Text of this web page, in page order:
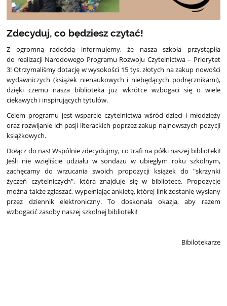
Zdecyduj, co będziesz czytać!
Z ogromną radością informujemy, że nasza szkoła przystąpiła
do realizacji Narodowego Programu Rozwoju Czytelnictwa – Priorytet
3! Otrzymaliśmy dotację w wysokości 15 tys. złotych na zakup nowości
wydawniczych (książek nienaukowych i niebędących podręcznikami),
dzięki czemu nasza biblioteka już wkrótce wzbogaci się o wiele
ciekawych i inspirujących tytułów.
Celem programu jest wsparcie czytelnictwa wśród dzieci i młodzieży
oraz rozwijanie ich pasji literackich poprzez zakup najnowszych pozycji
książkowych.
Dołącz do nas! Wspólnie zdecydujmy, co trafi na półki naszej biblioteki!
Jeśli nie wzięliście udziału w sondażu w ubiegłym roku szkolnym,
zachęcamy do wrzucania swoich propozycji książek do "skrzynki
życzeń czytelniczych", która znajduje się w bibliotece. Propozycje
można także zgłaszać, wypełniając ankietę, której link zostanie wysłany
przez dziennik elektroniczny. To doskonała okazja, aby razem
wzbogacić zasoby naszej szkolnej biblioteki!
Bibilotekarze